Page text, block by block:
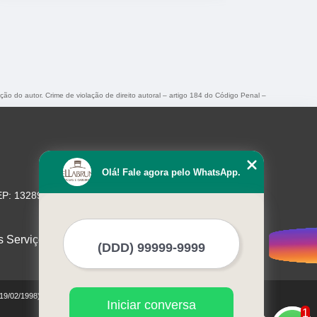
do autor. Crime de violação de direito autoral – artigo 184 do Código Penal –
13289-480
Serviços
02/1998)
1
Olá! Fale agora pelo WhatsApp.
Iniciar conversa